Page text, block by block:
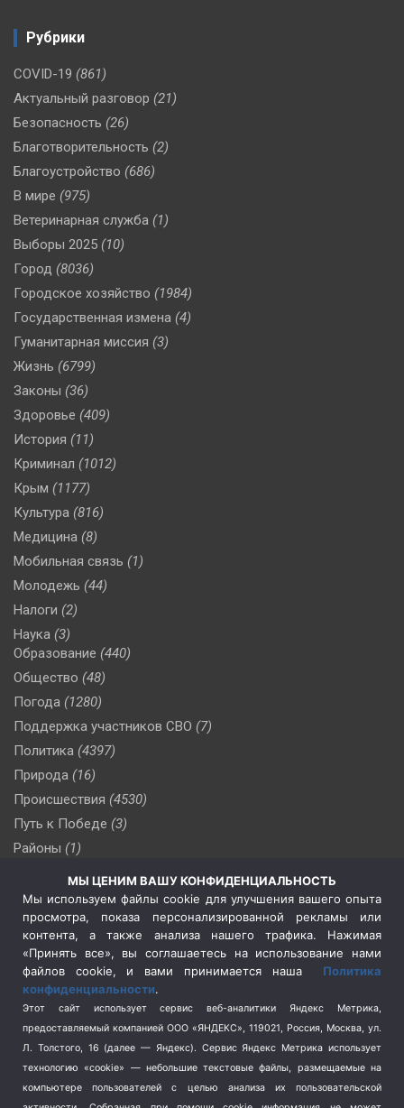
Рубрики
COVID-19 (861)
Актуальный разговор (21)
Безопасность (26)
Благотворительность (2)
Благоустройство (686)
В мире (975)
Ветеринарная служба (1)
Выборы 2025 (10)
Город (8036)
Городское хозяйство (1984)
Государственная измена (4)
Гуманитарная миссия (3)
Жизнь (6799)
Законы (36)
Здоровье (409)
История (11)
Криминал (1012)
Крым (1177)
Культура (816)
Медицина (8)
Мобильная связь (1)
Молодежь (44)
Налоги (2)
Наука (3)
Образование (440)
Общество (48)
Погода (1280)
Поддержка участников СВО (7)
Политика (4397)
Природа (16)
Происшествия (4530)
Путь к Победе (3)
Районы (1)
Сельское хозяйство (3)
Социальная политика
(3)
Спецоперация в Украине
Спецоперация на Украине
(404)
Спорт (740)
Терроризм (1)
Транспорт (262)
Туризм (178)
МЫ ЦЕНИМ ВАШУ КОНФИДЕНЦИАЛЬНОСТЬ
Мы используем файлы cookie для улучшения вашего опыта
просмотра, показа персонализированной рекламы или
контента, а также анализа нашего трафика. Нажимая
«Принять все», вы соглашаетесь на использование нами
файлов cookie, и вами принимается наша Политика
конфиденциальности.
Этот сайт использует сервис веб-аналитики Яндекс Метрика,
предоставляемый компанией ООО «ЯНДЕКС», 119021, Россия, Москва, ул.
Л. Толстого, 16 (далее — Яндекс). Сервис Яндекс Метрика использует
технологию «cookie» — небольшие текстовые файлы, размещаемые на
компьютере пользователей с целью анализа их пользовательской